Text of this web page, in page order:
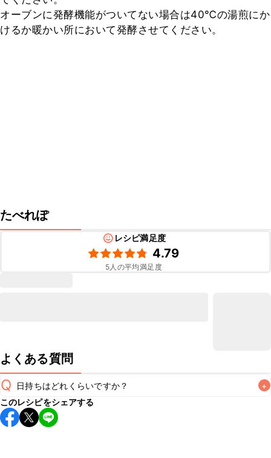
オーブンに発酵機能がついてない場合は40℃の湯煎にか
けるか暖かい所において発酵させてください。
たべれぽ
レシピ満足度
4.79
5人の平均満足度
よくある質問
Q 日持ちはどれくらいですか？ +
保存期間は冷蔵で翌日中が目安です。なるべくお早めにお召
し上がりください。
このレシピをシェアする